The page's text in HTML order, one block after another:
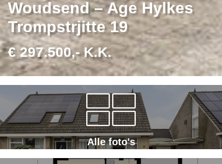
Woudsend – Age Hylkes
Trompstrjitte 19
€ 297.500,- K.K.
Alle foto's